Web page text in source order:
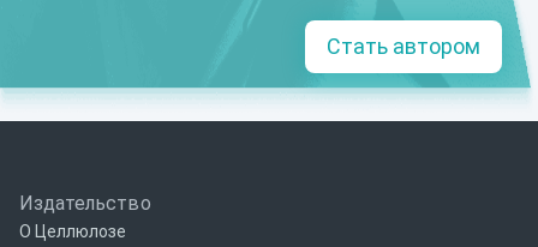
Стать автором
Издательство
О Целлюлозе